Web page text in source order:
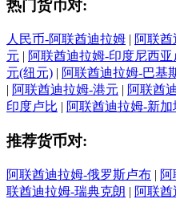
热门货币对:
人民币-阿联酋迪拉姆 | 阿联
元 | 阿联酋迪拉姆-印度尼西亚
元(纽元) | 阿联酋迪拉姆-巴基
| 阿联酋迪拉姆-港元 | 阿联酋
印度卢比 | 阿联酋迪拉姆-新加
推荐货币对:
阿联酋迪拉姆-俄罗斯卢布 |
联酋迪拉姆-瑞典克朗 | 阿联